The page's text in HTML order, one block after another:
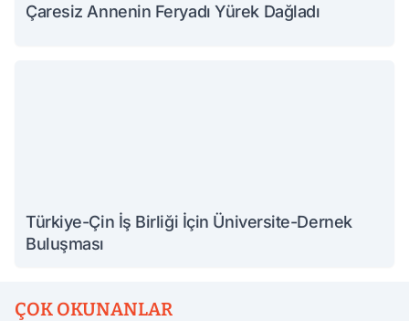
Çaresiz Annenin Feryadı Yürek Dağladı
Türkiye-Çin İş Birliği İçin Üniversite-Dernek
Buluşması
ÇOK OKUNANLAR